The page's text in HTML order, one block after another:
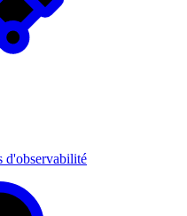
d'observabilité